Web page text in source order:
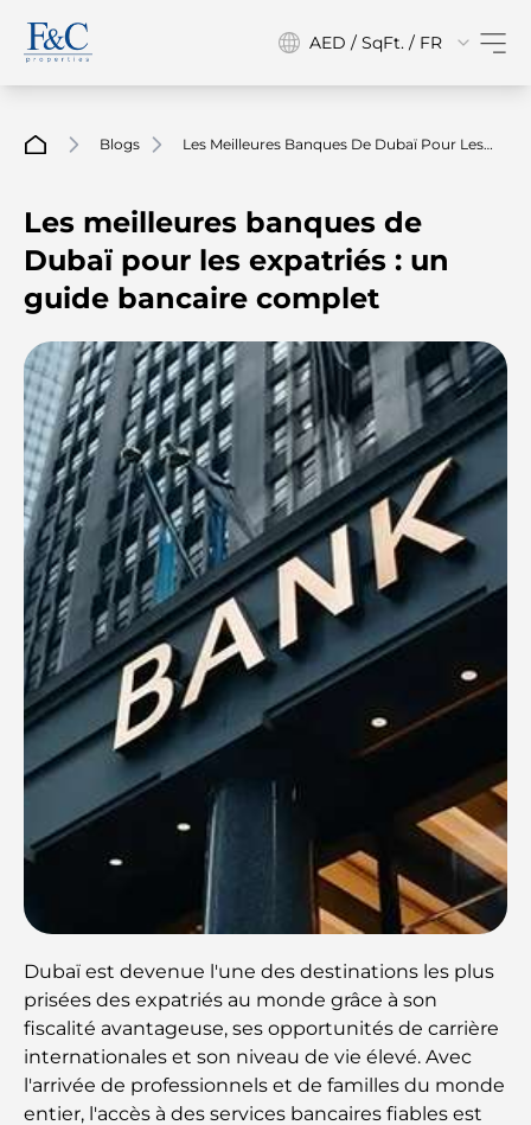
AED / SqFt. / FR
Blogs
Les Meilleures Banques De Dubaï Pour Les
Les meilleures banques de
Dubaï pour les expatriés : un
guide bancaire complet
Dubaï est devenue l'une des destinations les plus
prisées des expatriés au monde grâce à son
fiscalité avantageuse, ses opportunités de carrière
internationales et son niveau de vie élevé. Avec
l'arrivée de professionnels et de familles du monde
entier, l'accès à des services bancaires fiables est